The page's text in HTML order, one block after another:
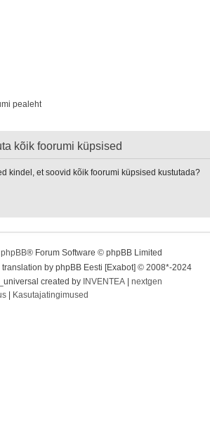
pealeht
kõik foorumi küpsised
kindel, et soovid kõik foorumi küpsised kustutada?
phpBB® Forum Software © phpBB Limited
translation by phpBB Eesti [Exabot] © 2008*-2024
created by INVENTEA
nextgen
Kasutajatingimused